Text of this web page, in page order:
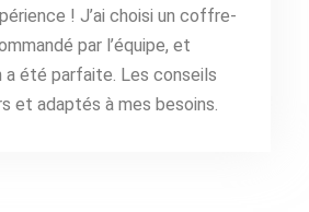
! J’ai choisi un coffre-
par l’équipe, et
a été parfaite. Les conseils
et adaptés à mes besoins.